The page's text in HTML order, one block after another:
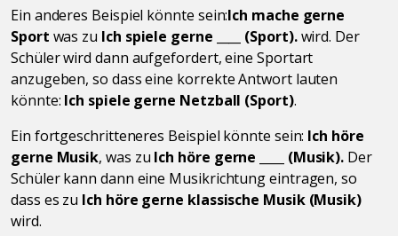
Ein anderes Beispiel könnte sein:Ich mache gerne
Sport was zu Ich spiele gerne ____ (Sport).wird. Der
Schüler wird dann aufgefordert, eine Sportart
anzugeben, so dass eine korrekte Antwort lauten
könnte: Ich spiele gerne Netzball (Sport).
Ein fortgeschritteneres Beispiel könnte sein: Ich höre
gerne Musik, was zu Ich höre gerne ____ (Musik). Der
Schüler kann dann eine Musikrichtung eintragen, so
dass es zu Ich höre gerne klassische Musik (Musik)
wird.